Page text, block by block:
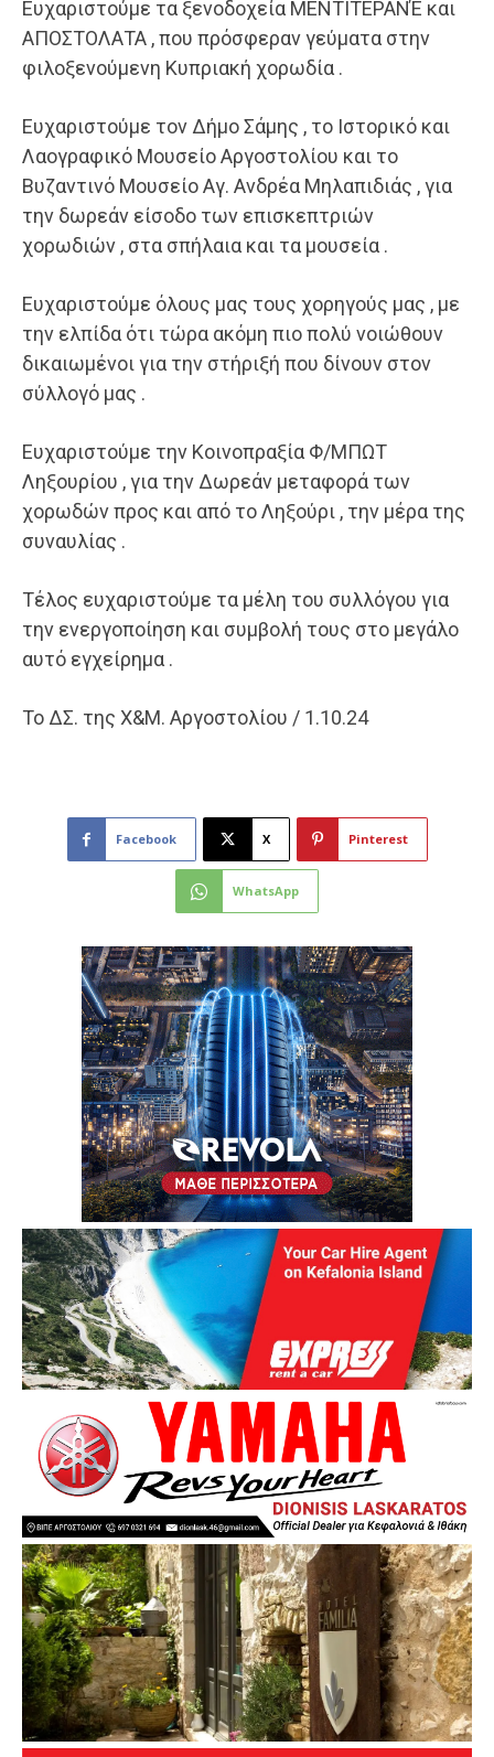
Ευχαριστούμε τα ξενοδοχεία ΜΕΝΤΙΤΕΡΑΝΈ και
ΑΠΟΣΤΟΛΑΤΑ , που πρόσφεραν γεύματα στην
φιλοξενούμενη Κυπριακή χορωδία .
Ευχαριστούμε τον Δήμο Σάμης , το Ιστορικό και
Λαογραφικό Μουσείο Αργοστολίου και το
Βυζαντινό Μουσείο Αγ. Ανδρέα Μηλαπιδιάς , για
την δωρεάν είσοδο των επισκεπτριών
χορωδιών , στα σπήλαια και τα μουσεία .
Ευχαριστούμε όλους μας τους χορηγούς μας , με
την ελπίδα ότι τώρα ακόμη πιο πολύ νοιώθουν
δικαιωμένοι για την στήριξή που δίνουν στον
σύλλογό μας .
Ευχαριστούμε την Κοινοπραξία Φ/ΜΠΩΤ
Ληξουρίου , για την Δωρεάν μεταφορά των
χορωδών προς και από το Ληξούρι , την μέρα της
συναυλίας .
Τέλος ευχαριστούμε τα μέλη του συλλόγου για
την ενεργοποίηση και συμβολή τους στο μεγάλο
αυτό εγχείρημα .
Το ΔΣ. της Χ&Μ. Αργοστολίου / 1.10.24
Facebook X Pinterest
WhatsApp